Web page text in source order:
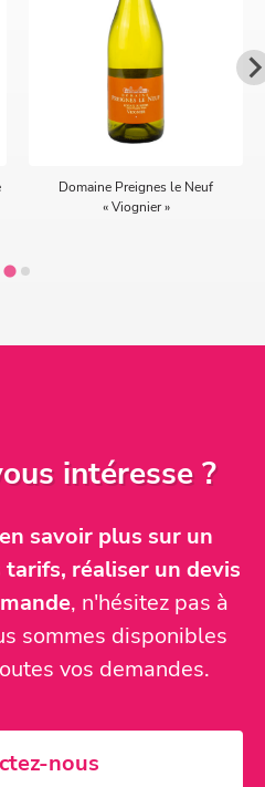
Domaine Preignes le Neuf
« Viognier »
intéresse ?
en savoir plus sur un
réaliser un devis
, n'hésitez pas à
sommes disponibles
vos demandes.
nous